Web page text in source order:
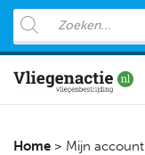
Home > Mijn account